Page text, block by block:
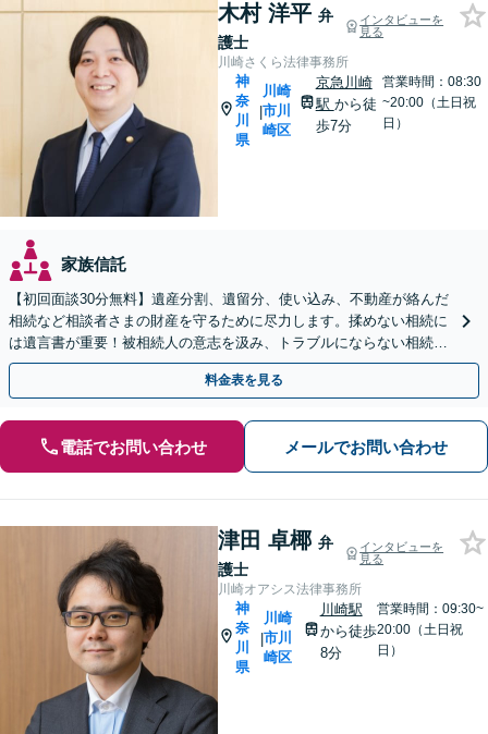
木村 洋平 弁
護士
インタビューを
見る
川崎さくら法律事務所
神
奈
川
県
|
川崎
市川
崎区
京急川崎
駅 から徒
歩7分
営業時間：08:30
~20:00（土日祝
日）
家族信託
【初回面談30分無料】遺産分割、遺留分、使い込み、不動産が絡んだ
相続など相談者さまの財産を守るために尽力します。揉めない相続に
は遺言書が重要！被相続人の意志を汲み、トラブルにならない相続の
実現をサポート【休日・夜間面談OK】【電話相談可】
料金表を見る
電話でお問い合わせ メールでお問い合わせ
津田 卓椰 弁
護士
インタビューを
見る
川崎オアシス法律事務所
神
奈
川
県
|
川崎
市川
崎区
川崎駅
から徒歩
8分
営業時間：09:30~
20:00（土日祝
日）